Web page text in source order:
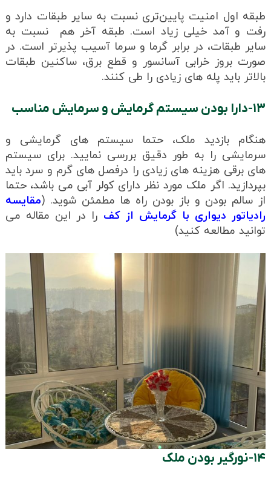
طبقه اول امنیت پایین‌تری نسبت به سایر طبقات دارد و
رفت و آمد خیلی زیاد است. طبقه آخر هم نسبت به
سایر طبقات، در برابر گرما و سرما آسیب‌ پذیرتر است. در
صورت بروز خرابی آسانسور و قطع برق، ساکنین طبقات
بالاتر باید پله های زیادی را طی کنند.
۱۳-دارا بودن سیستم گرمایش و سرمایش مناسب
هنگام بازدید ملک، حتما سیستم های گرمایشی و
سرمایشی را به طور دقیق بررسی نمایید. برای سیستم
های برقی هزینه های زیادی را درفصل های گرم و سرد باید
بپردازید. اگر ملک مورد نظر دارای کولر آبی می باشد، حتما
از سالم بودن و باز بودن راه ها مطمئن شوید. (مقایسه
رادیاتور دیواری با گرمایش از کف را در این مقاله می
توانید مطالعه کنید)
۱۴-نورگیر بودن ملک